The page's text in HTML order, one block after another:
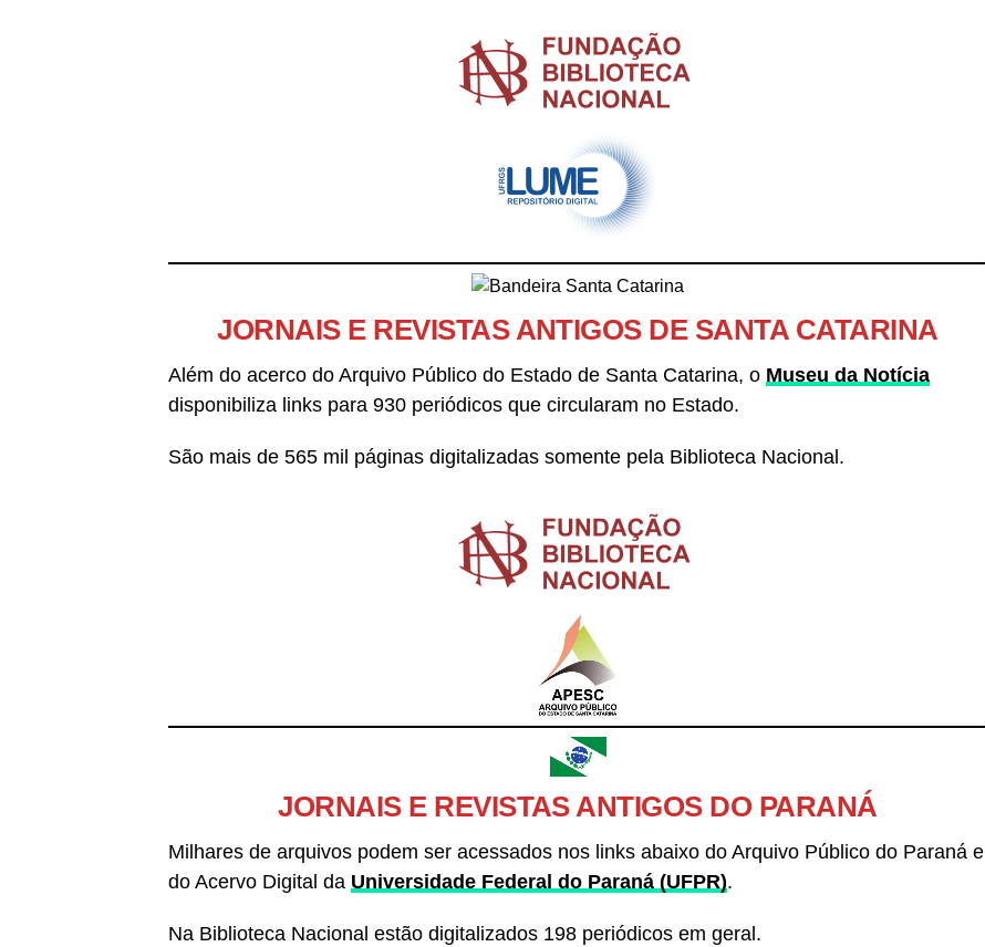
JORNAIS E REVISTAS ANTIGOS DE SANTA CATARINA
Além do acerco do Arquivo Público do Estado de Santa Catarina, o Museu da Notícia
disponibiliza links para 930 periódicos que circularam no Estado.
São mais de 565 mil páginas digitalizadas somente pela Biblioteca Nacional.
JORNAIS E REVISTAS ANTIGOS DO PARANÁ
Milhares de arquivos podem ser acessados nos links abaixo do Arquivo Público do Paraná e
do Acervo Digital da Universidade Federal do Paraná (UFPR).
Na Biblioteca Nacional estão digitalizados 198 periódicos em geral.